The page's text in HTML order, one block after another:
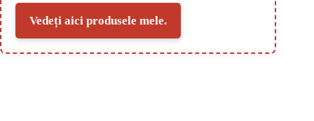
Vedeți aici produsele mele.